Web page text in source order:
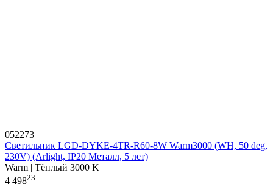
052273
Светильник LGD-DYKE-4TR-R60-8W Warm3000 (WH, 50 deg,
230V) (Arlight, IP20 Металл, 5 лет)
Warm | Тёплый 3000 K
4 49823